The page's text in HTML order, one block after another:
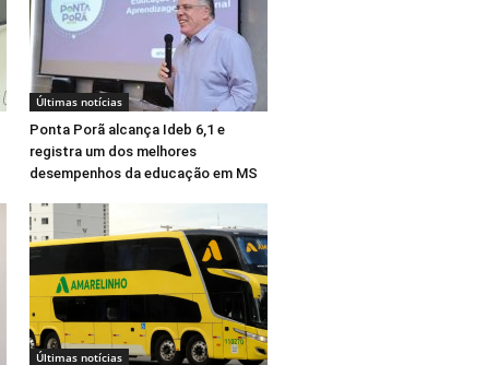
Últimas notícias
Ponta Porã alcança Ideb 6,1 e
registra um dos melhores
desempenhos da educação em MS
Últimas notícias